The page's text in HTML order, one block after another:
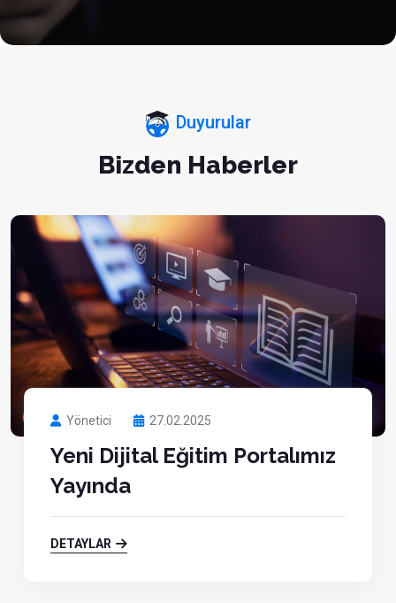
Duyurular
Bizden Haberler
Yönetici 27.02.2025
Yeni Dijital Eğitim Portalımız
Yayında
DETAYLAR